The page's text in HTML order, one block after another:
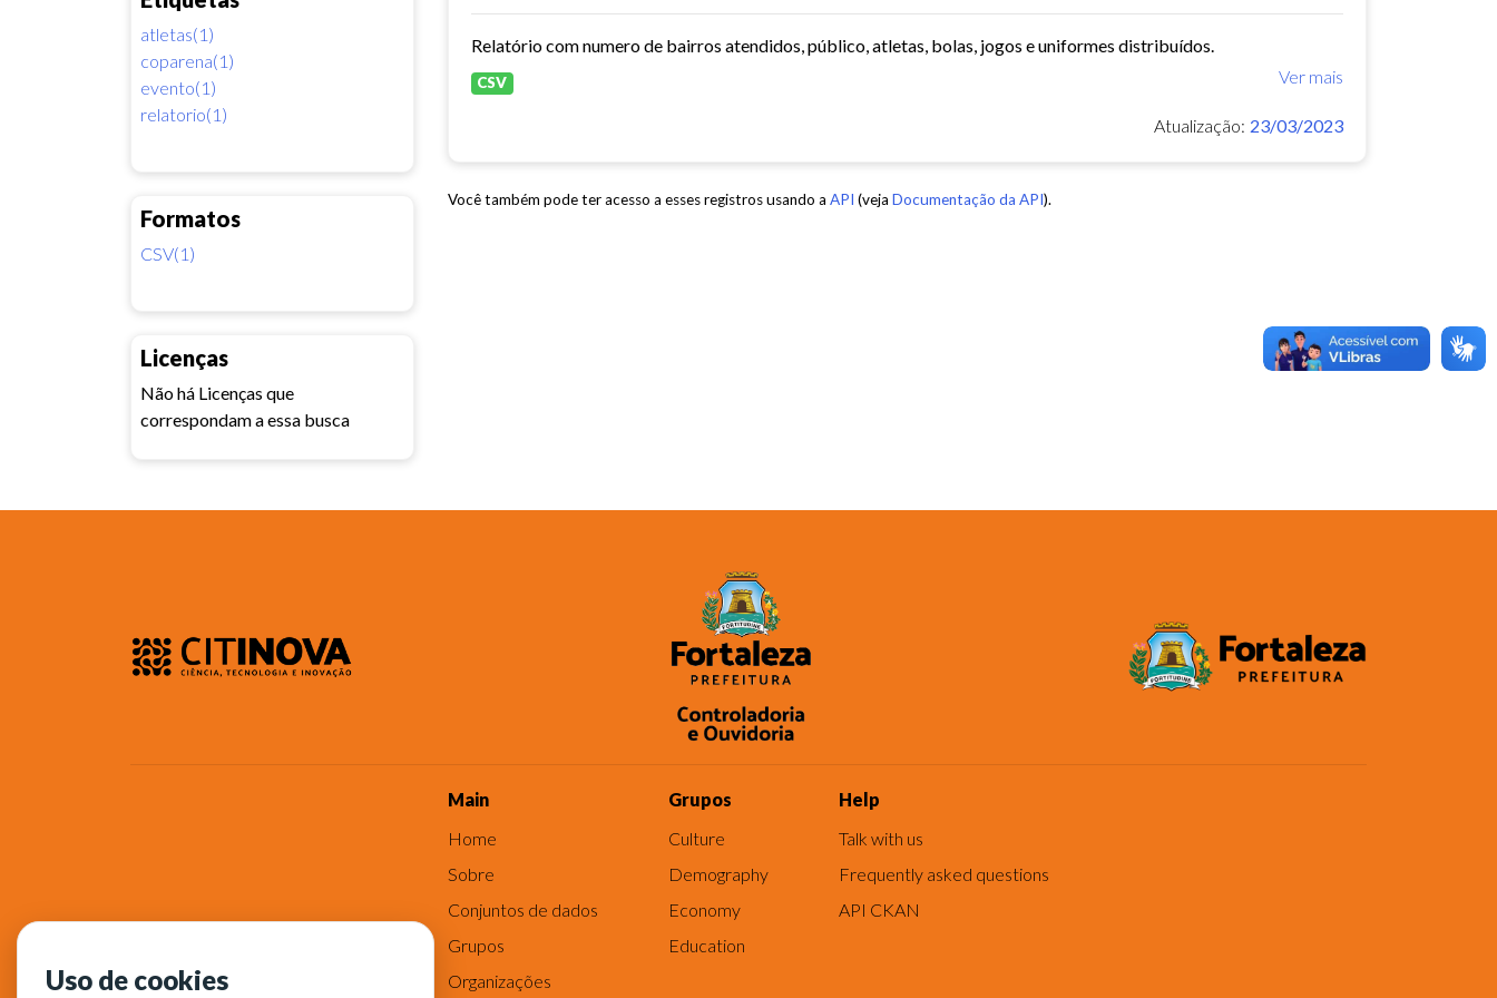
atletas(1)
coparena(1)
evento(1)
relatorio(1)
Formatos
CSV(1)
Licenças
Não há Licenças que
correspondam a essa busca
Relatório com numero de bairros atendidos, público, atletas, bolas, jogos e uniformes distribuídos.
Ver mais
CSV
Atualização: 23/03/2023
Você também pode ter acesso a esses registros usando a API (veja Documentação da API).
Main
Home
Sobre
Conjuntos de dados
Grupos
Organizações
Grupos
Culture
Demography
Economy
Education
Help
Talk with us
Frequently asked questions
API CKAN
Uso de cookies